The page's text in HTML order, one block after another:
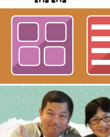
歡迎參觀：